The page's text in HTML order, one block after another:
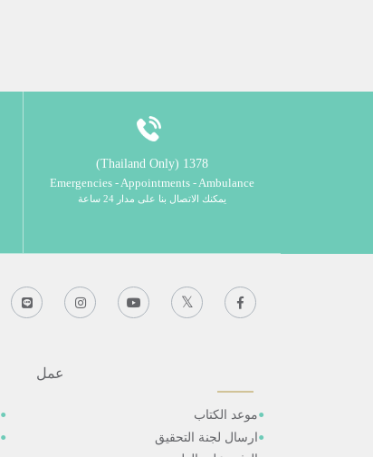
1378 (Thailand Only)
Emergencies - Appointments - Ambulance
يمكنك الاتصال بنا على مدار 24 ساعة
عمل
موعد الكتاب
ارسال لجنة التحقيق